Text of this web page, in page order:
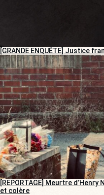
[GRANDE ENQUÊTE] Justice
[REPORTAGE] Meurtre
et colère